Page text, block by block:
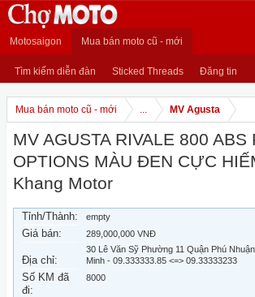
Motosaigon Mua bán moto cũ - mới
Tìm kiếm diễn đàn Sticked Threads Đăng tin
Mua bán moto cũ - mới ... MV Agusta
MV AGUSTA RIVALE 800 ABS
OPTIONS MÀU ĐEN CỰC
Khang Motor
Tỉnh/Thành: empty
Giá bán: 289,000,000 VNĐ
Địa chỉ:
30 Lê Văn Sỹ Phường 11 Quận Phú
Minh - 09.333333.85 <=> 09.33333233
Số KM đã
đi:
8000